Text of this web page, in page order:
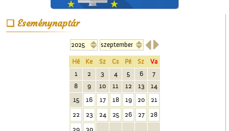
Eseménynaptár

Hé Ke Sz Cs Pé Sz
Va
1
2 3 4 5 6
7
8
9 10 11 12 13
14
15
16 17 18 19 20
21
22
23 24 25 26 27
28
29
30
udvarán
Műkedvelő színjátszók
Cegléden